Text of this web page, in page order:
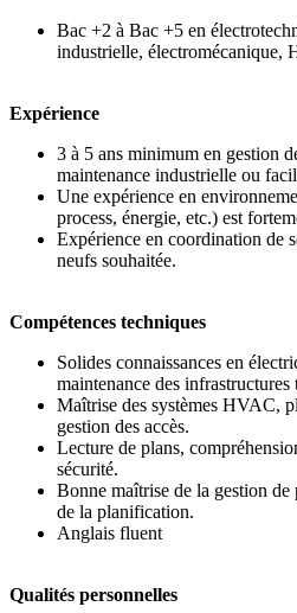
Bac +2 à Bac +5 en
industrielle, électromécanique,
Expérience
3 à 5 ans minimum en gestion
maintenance industrielle ou
Une expérience en
process, énergie, etc.) est
Expérience en coordination de
neufs souhaitée.
Compétences techniques
Solides connaissances en
maintenance des infrastructures
Maîtrise des systèmes HVAC,
gestion des accès.
Lecture de plans,
sécurité.
Bonne maîtrise de la gestion
de la planification.
Anglais fluent
Qualités personnelles